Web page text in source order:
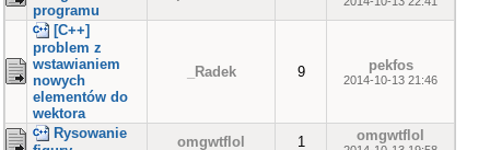
programu
[C++]
problem z
wstawianiem
nowych
elementów do
wektora
_Radek 9 pekfos
2014-10-13 21:46
Rysowanie
omgwtflol 1 omgwtflol